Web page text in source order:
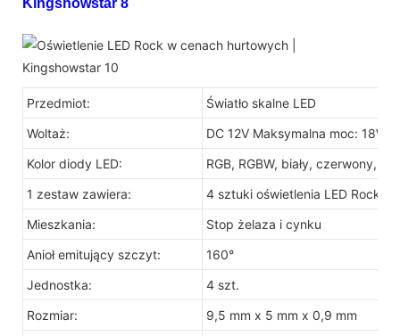
Przedmiot:
Światło skalne LED
Woltaż:
DC 12V Maksymalna moc: 18W
Kolor diody LED:
RGB, RGBW, biały, czerwony,
1 zestaw zawiera:
4 sztuki oświetlenia LED Rock
Mieszkania:
Stop żelaza i cynku
Anioł emitujący szczyt:
160°
Jednostka:
4 szt.
Rozmiar:
9,5 mm x 5 mm x 0,9 mm